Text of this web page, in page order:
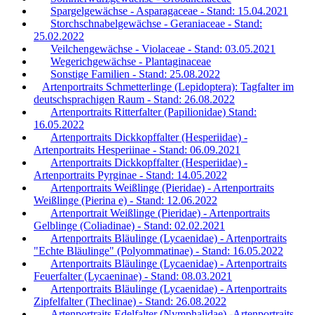
Spargelgewächse - Asparagaceae - Stand: 15.04.2021
Storchschnabelgewächse - Geraniaceae - Stand:
25.02.2022
Veilchengewächse - Violaceae - Stand: 03.05.2021
Wegerichgewächse - Plantaginaceae
Sonstige Familien - Stand: 25.08.2022
Artenportraits Schmetterlinge (Lepidoptera): Tagfalter im
deutschsprachigen Raum - Stand: 26.08.2022
Artenportraits Ritterfalter (Papilionidae) Stand:
16.05.2022
Artenportraits Dickkopffalter (Hesperiidae) -
Artenportraits Hesperiinae - Stand: 06.09.2021
Artenportraits Dickkopffalter (Hesperiidae) -
Artenportraits Pyrginae - Stand: 14.05.2022
Artenportraits Weißlinge (Pieridae) - Artenportraits
Weißlinge (Pierina e) - Stand: 12.06.2022
Artenportrait Weißlinge (Pieridae) - Artenportraits
Gelblinge (Coliadinae) - Stand: 02.02.2021
Artenportraits Bläulinge (Lycaenidae) - Artenportraits
"Echte Bläulinge" (Polyommatinae) - Stand: 16.05.2022
Artenportraits Bläulinge (Lycaenidae) - Artenportraits
Feuerfalter (Lycaeninae) - Stand: 08.03.2021
Artenportraits Bläulinge (Lycaenidae) - Artenportraits
Zipfelfalter (Theclinae) - Stand: 26.08.2022